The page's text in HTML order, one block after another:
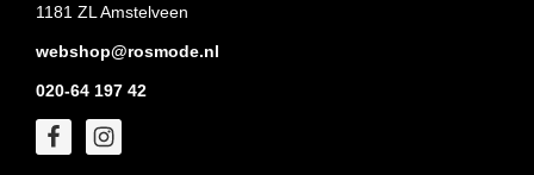
1181 ZL Amstelveen
webshop@rosmode.nl
020-64 197 42